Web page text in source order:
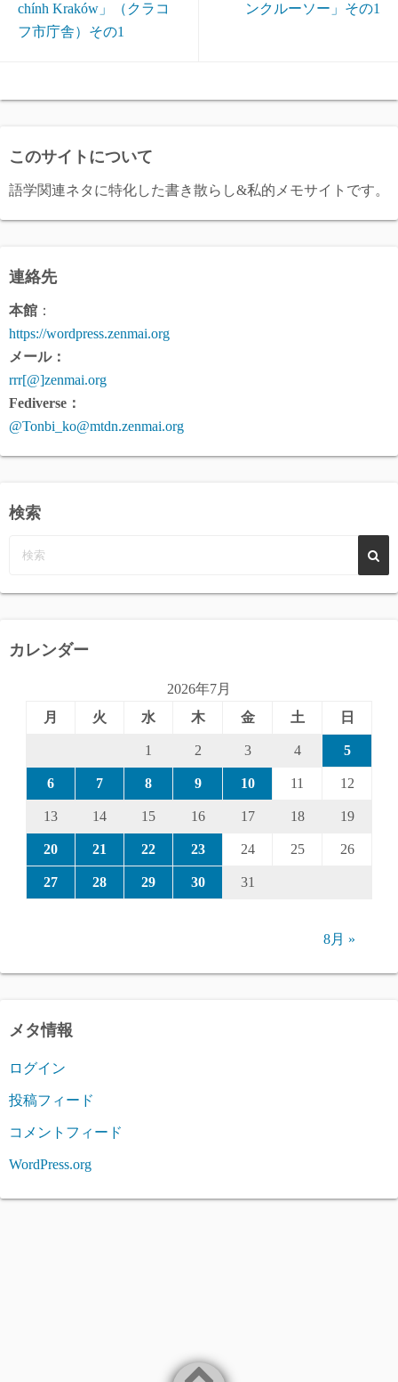
chính Kraków」（クラコ
フ市庁舎）その1
ンクルーソー」その1
このサイトについて
語学関連ネタに特化した書き散らし&私的メモサイトです。
連絡先
本館 ：
https://wordpress.zenmai.org
メール：
rrr[@]zenmai.org
Fediverse：
@Tonbi_ko@mtdn.zenmai.org
検索
カレンダー
2026年7月
月
火 水 木 金 土 日
1 2 3 4 5
6 7 8 9 10 11 12
13 14 15 16 17 18 19
20 21 22 23 24 25 26
27 28 29 30 31
8月 »
メタ情報
ログイン
投稿フィード
コメントフィード
WordPress.org